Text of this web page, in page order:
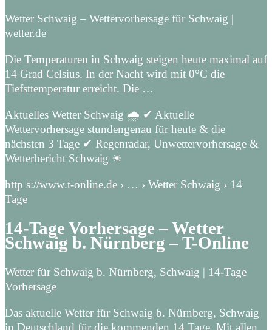
Wetter Schwaig – Wettervorhersage für Schwaig |
wetter.de
Die Temperaturen in Schwaig steigen heute maximal auf
14 Grad Celsius. In der Nacht wird mit 0°C die
Tiefsttemperatur erreicht. Die …
Aktuelles Wetter Schwaig 🌧️ ✔ Aktuelle
Wettervorhersage stundengenau für heute & die
nächsten 3 Tage ✔ Regenradar, Unwettervorhersage &
Wetterbericht Schwaig ☀
http s://www.t-online.de › … › Wetter Schwaig › 14
Tage
14-Tage Vorhersage – Wetter
Schwaig b. Nürnberg – T-Online
Wetter für Schwaig b. Nürnberg, Schwaig | 14-Tage
Vorhersage
Das aktuelle Wetter für Schwaig b. Nürnberg, Schwaig
in Deutschland für die kommenden 14 Tage. Mit allen